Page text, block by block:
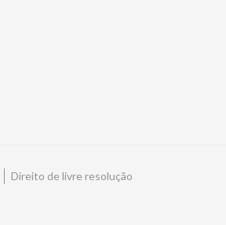
Direito de livre resolução